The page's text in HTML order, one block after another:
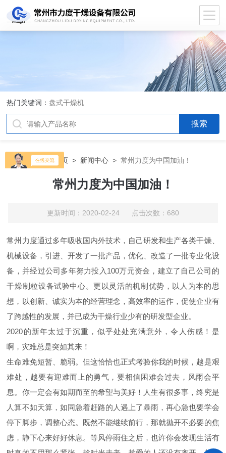
热门关键词： 盘式干燥机
当前位置：首页 > 新闻中心 >常州力度为中国加油！
常州力度为中国加油！
更新时间：2020-02-24 点击次数：680
常州力度通过多年吸收国内外技术，自己研发和生产各类干燥、
机械设备，引进、开发了一批产品，优化、改造了一批专业化设
备，并经过公司多年努力投入 100万元资金，建立了自己公司的
干燥制粒设备试验中心。更以灵活的机制优势，以人为本的思
想，以创新、诚实为本的经营理念，高效率的运作，促使企业有
了跨越性的发展，并已成为干燥行业少有的研发型企业。
2020的新年太过于沉重，似乎处处充满意外，令人伤感！是
啊，灾难总是突如其来！
生命难免短暂、脆弱。但这恰恰也正式考验你我的时候，越是艰
难处，越要有迎难而上的勇气，要相信困难会过去，风雨会平
息。你一定会有如期而至的希望与美好！人生有很多事，终究是
人算不如天算，如同急着赶路的人遇上了暴雨，再心急也要学会
停下脚步，调整心态。既然不能继续前行，那就抛开不必要的焦
虑，静下心来好好休息。等风停雨住之后，也许你会发现生活有